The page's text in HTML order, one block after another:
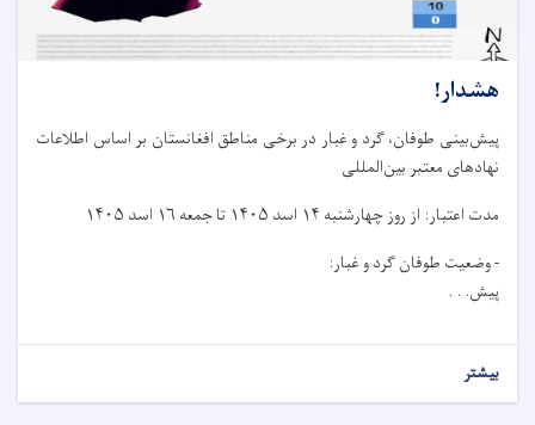
هشدار!
پیش‌بینی طوفان، گرد و غبار در برخی مناطق افغانستان بر اساس اطلاعات
نهادهای معتبر بین‌المللی
مدت اعتبار: از روز چهار‌شنبه ۱۴ اسد ۱۴۰۵ تا جمعه ۱۶ اسد ۱۴۰۵
- وضعیت طوفان گرد و غبار:
پیش. . .
بیشتر